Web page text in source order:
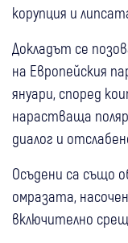
корупция и
Докладът се
на Европейския
януари, според
нарастваща
диалог и
Осъдени са също
омразата,
включително